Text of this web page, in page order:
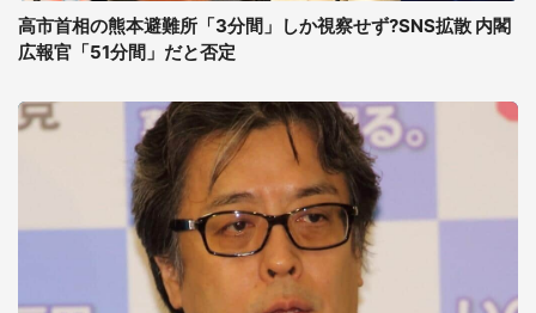
高市首相の熊本避難所「3分間」しか視察せず?SNS拡散 内閣
広報官「51分間」だと否定